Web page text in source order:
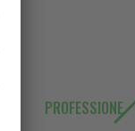
PROFESSIONE